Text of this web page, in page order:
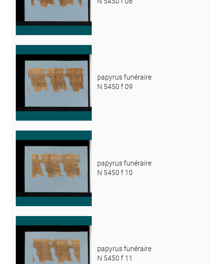
papyrus funéraire
N 5450 f 09
papyrus funéraire
N 5450 f 10
papyrus funéraire
N 5450 f 11